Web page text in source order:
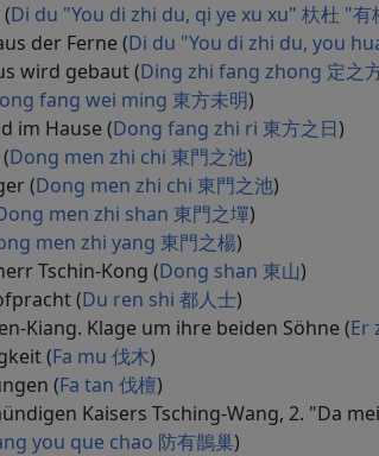
Di du "You di zhi du, qi ye xu xu" 杕杜 "有
der Ferne (Di du "You di zhi du, you
wird gebaut (Ding zhi fang zhong 定之
fang wei ming 東方未明)
im Hause (Dong fang zhi ri 東方之日)
Dong men zhi chi 東門之池)
(Dong men zhi chi 東門之池)
men zhi shan 東門之墠)
men zhi yang 東門之楊)
Tschin-Kong (Dong shan 東山)
(Du ren shi 都人士)
Kiang. Klage um ihre beiden Söhne (Er
(Fa mu 伐木)
(Fa tan 伐檀)
Kaisers Tsching-Wang, 2. "Da
you que chao 防有鵲巢)